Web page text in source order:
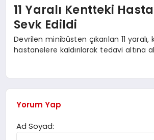
11 Yaralı Kentteki
Sevk Edildi
Devrilen minibüsten çıkarılan 11
hastanelere kaldırılarak tedavi altına
Yorum Yap
Ad Soyad: